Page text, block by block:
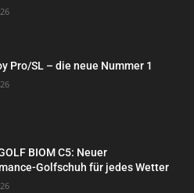
Pro/SL – die neue Nummer 1
BIOM C5: Neuer
Golfschuh für jedes Wetter